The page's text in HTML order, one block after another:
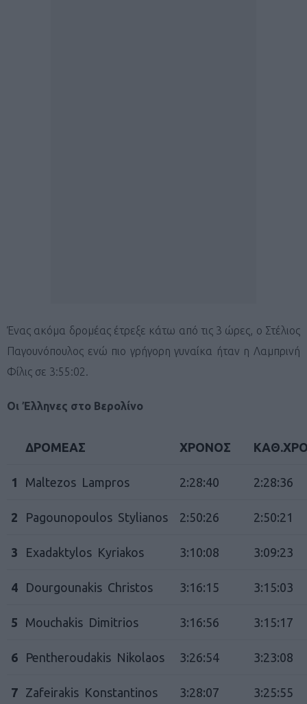
Ένας ακόμα δρομέας έτρεξε κάτω από τις 3 ώρες, ο Στέλιος
Παγουνόπουλος ενώ πιο γρήγορη γυναίκα ήταν η Λαμπρινή
Φίλις σε 3:55:02.
Οι Έλληνες στο Βερολίνο
ΔΡΟΜΕΑΣ ΧΡΟΝΟΣ
1 Maltezos Lampros 2:28:40 2:28:36
2 Pagounopoulos Stylianos 2:50:26 2:50:21
3 Exadaktylos Kyriakos 3:10:08 3:09:23
4 Dourgounakis Christos 3:16:15 3:15:03
5 Mouchakis Dimitrios 3:16:56 3:15:17
6 Pentheroudakis Nikolaos 3:26:54 3:23:08
7 Zafeirakis Konstantinos 3:28:07 3:25:55